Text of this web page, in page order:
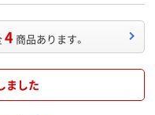
4 商品あります。
ました